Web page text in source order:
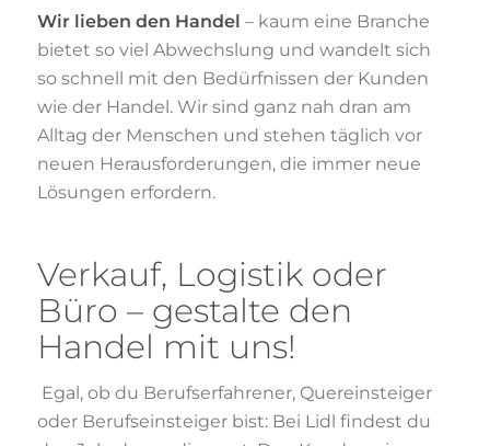
Wir lieben den Handel – kaum eine Branche
bietet so viel Abwechslung und wandelt sich
so schnell mit den Bedürfnissen der Kunden
wie der Handel. Wir sind ganz nah dran am
Alltag der Menschen und stehen täglich vor
neuen Herausforderungen, die immer neue
Lösungen erfordern.
Verkauf, Logistik oder
Büro – gestalte den
Handel mit uns!
Egal, ob du Berufserfahrener, Quereinsteiger
oder Berufseinsteiger bist: Bei Lidl findest du